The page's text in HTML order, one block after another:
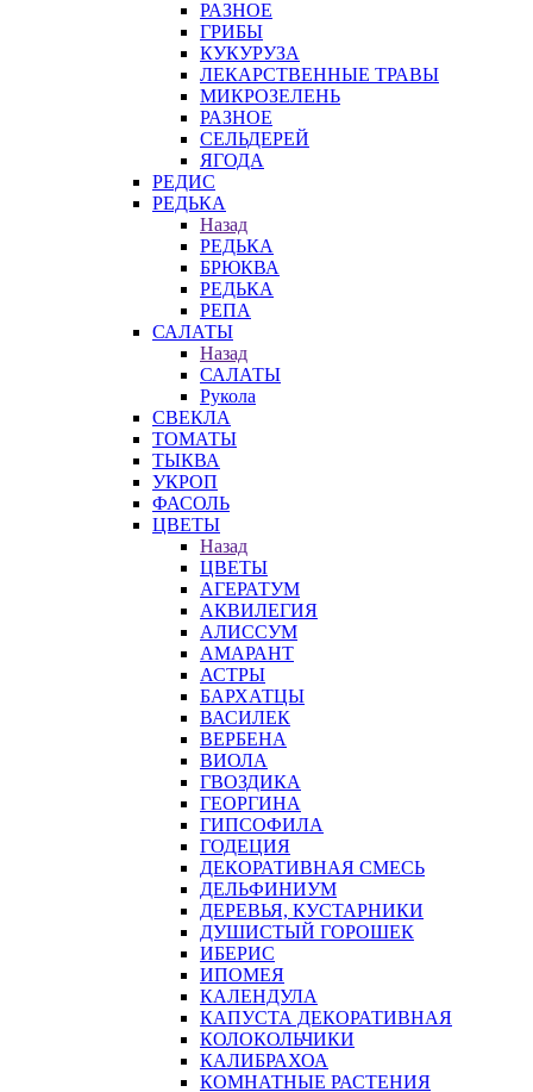
РАЗНОЕ
ГРИБЫ
КУКУРУЗА
ЛЕКАРСТВЕННЫЕ ТРАВЫ
МИКРОЗЕЛЕНЬ
РАЗНОЕ
СЕЛЬДЕРЕЙ
ЯГОДА
РЕДИС
РЕДЬКА
Назад
РЕДЬКА
БРЮКВА
РЕДЬКА
РЕПА
САЛАТЫ
Назад
САЛАТЫ
Рукола
СВЕКЛА
ТОМАТЫ
ТЫКВА
УКРОП
ФАСОЛЬ
ЦВЕТЫ
Назад
ЦВЕТЫ
АГЕРАТУМ
АКВИЛЕГИЯ
АЛИССУМ
АМАРАНТ
АСТРЫ
БАРХАТЦЫ
ВАСИЛЕК
ВЕРБЕНА
ВИОЛА
ГВОЗДИКА
ГЕОРГИНА
ГИПСОФИЛА
ГОДЕЦИЯ
ДЕКОРАТИВНАЯ СМЕСЬ
ДЕЛЬФИНИУМ
ДЕРЕВЬЯ, КУСТАРНИКИ
ДУШИСТЫЙ ГОРОШЕК
ИБЕРИС
ИПОМЕЯ
КАЛЕНДУЛА
КАПУСТА ДЕКОРАТИВНАЯ
КОЛОКОЛЬЧИКИ
КАЛИБРАХОА
КОМНАТНЫЕ РАСТЕНИЯ